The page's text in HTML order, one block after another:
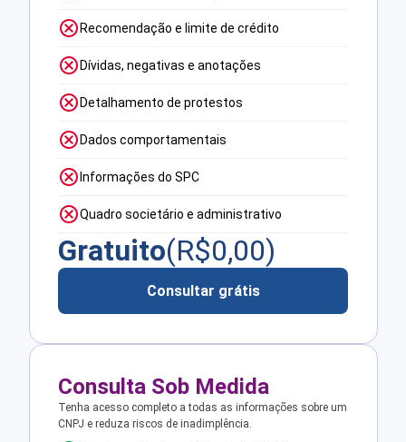
Recomendação e limite de crédito
Dívidas, negativas e anotações
Detalhamento de protestos
Dados comportamentais
Informações do SPC
Quadro societário e administrativo
Gratuito(R$0,00)
Consultar grátis
Consulta Sob Medida
Tenha acesso completo a todas as informações sobre um
CNPJ e reduza riscos de inadimplência.